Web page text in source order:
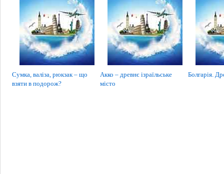
Сумка, валіза, рюкзак – що
взяти в подорож?
Акко – древнє ізраїльське
місто
Болгарія.